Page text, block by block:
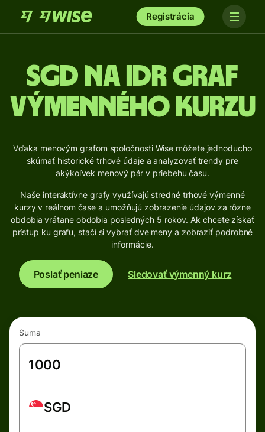
Registrácia
SGD na IDR Graf
výmenného kurzu
Vďaka menovým grafom spoločnosti Wise môžete jednoducho
skúmať historické trhové údaje a analyzovať trendy pre
akýkoľvek menový pár v priebehu času.
Naše interaktívne grafy využívajú stredné trhové výmenné
kurzy v reálnom čase a umožňujú zobrazenie údajov za rôzne
obdobia vrátane obdobia posledných 5 rokov. Ak chcete získať
prístup ku grafu, stačí si vybrať dve meny a zobraziť podrobné
informácie.
Poslať peniaze Sledovať výmenný kurz
Suma
SGD